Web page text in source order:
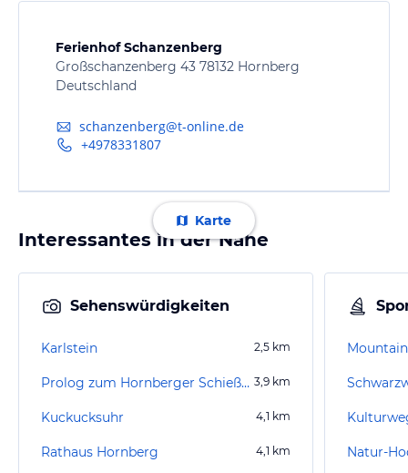
Ferienhof Schanzenberg
Großschanzenberg 43 78132 Hornberg
Deutschland
schanzenberg@t-online.de
+4978331807
Karte
Interessantes in der Nähe
Sehenswürdigkeiten
Karlstein 2,5 km
Prolog zum Hornberger Schießen 3,9 km
Kuckucksuhr 4,1 km
Rathaus Hornberg 4,1 km Natur-